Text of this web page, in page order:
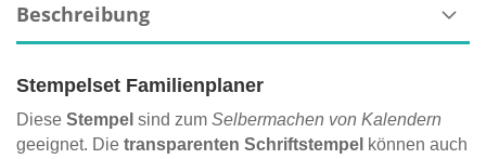
Beschreibung
Stempelset Familienplaner
Diese Stempel sind zum Selbermachen von Kalendern
geeignet. Die transparenten Schriftstempel können auch